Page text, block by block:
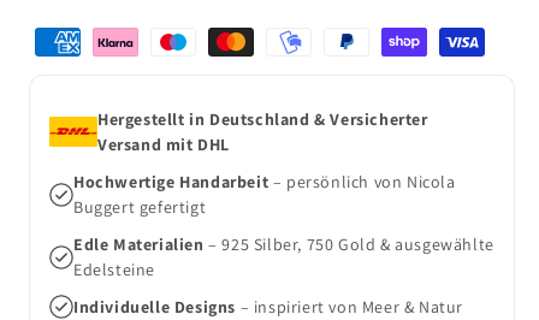
Sonnenuhr
Kette
Sonnenuhr
Kette
Zahlungsmethoden
Hergestellt in Deutschland & Versicherter
Versand mit DHL
Hochwertige Handarbeit – persönlich von Nicola
Buggert gefertigt
Edle Materialien – 925 Silber, 750 Gold & ausgewählte
Edelsteine
Individuelle Designs – inspiriert von Meer & Natur